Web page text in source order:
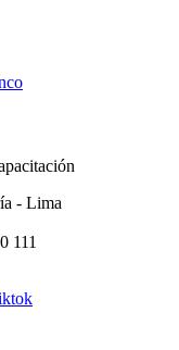
- Lima
111